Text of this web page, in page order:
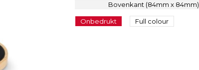
Bovenkant (84mm x 84mm)
Onbedrukt Full colour